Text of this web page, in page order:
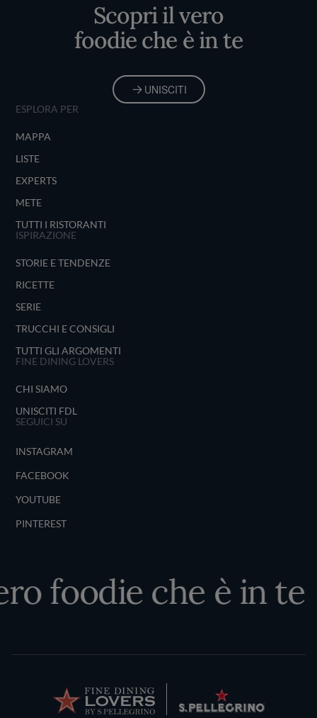
Scopri il vero
foodie che è in te
UNISCITI
ESPLORA PER
MAPPA
LISTE
EXPERTS
METE
TUTTI I RISTORANTI
ISPIRAZIONE
STORIE E TENDENZE
RICETTE
SERIE
TRUCCHI E CONSIGLI
TUTTI GLI ARGOMENTI
FINE DINING LOVERS
CHI SIAMO
UNISCITI FDL
SEGUICI SU
INSTAGRAM
FACEBOOK
YOUTUBE
PINTEREST
che è in te